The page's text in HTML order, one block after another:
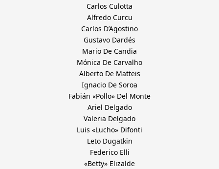
Carlos Culotta
Alfredo Curcu
Carlos D’Agostino
Gustavo Dardés
Mario De Candia
Mónica De Carvalho
Alberto De Matteis
Ignacio De Soroa
Fabián «Pollo» Del Monte
Ariel Delgado
Valeria Delgado
Luis «Lucho» Difonti
Leto Dugatkin
Federico Elli
«Betty» Elizalde